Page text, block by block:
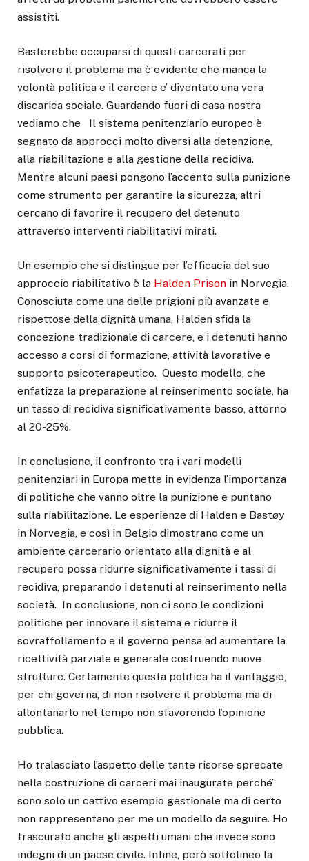
assistiti.
Basterebbe occuparsi di questi carcerati per
risolvere il problema ma è evidente che manca la
volontà politica e il carcere e’ diventato una vera
discarica sociale. Guardando fuori di casa nostra
vediamo che Il sistema penitenziario europeo è
segnato da approcci molto diversi alla detenzione,
alla riabilitazione e alla gestione della recidiva.
Mentre alcuni paesi pongono l’accento sulla punizione
come strumento per garantire la sicurezza, altri
cercano di favorire il recupero del detenuto
attraverso interventi riabilitativi mirati.
Un esempio che si distingue per l’efficacia del suo
approccio riabilitativo è la Halden Prison in Norvegia.
Conosciuta come una delle prigioni più avanzate e
rispettose della dignità umana, Halden sfida la
concezione tradizionale di carcere, e i detenuti hanno
accesso a corsi di formazione, attività lavorative e
supporto psicoterapeutico. Questo modello, che
enfatizza la preparazione al reinserimento sociale, ha
un tasso di recidiva significativamente basso, attorno
al 20-25%.
In conclusione, il confronto tra i vari modelli
penitenziari in Europa mette in evidenza l’importanza
di politiche che vanno oltre la punizione e puntano
sulla riabilitazione. Le esperienze di Halden e Bastøy
in Norvegia, e così in Belgio dimostrano come un
ambiente carcerario orientato alla dignità e al
recupero possa ridurre significativamente i tassi di
recidiva, preparando i detenuti al reinserimento nella
società. In conclusione, non ci sono le condizioni
politiche per innovare il sistema e ridurre il
sovraffollamento e il governo pensa ad aumentare la
ricettività parziale e generale costruendo nuove
strutture. Certamente questa politica ha il vantaggio,
per chi governa, di non risolvere il problema ma di
allontanarlo nel tempo non sfavorendo l’opinione
pubblica.
Ho tralasciato l’aspetto delle tante risorse sprecate
nella costruzione di carceri mai inaugurate perché’
sono solo un cattivo esempio gestionale ma di certo
non rappresentano per me un modello da seguire. Ho
trascurato anche gli aspetti umani che invece sono
indegni di un paese civile. Infine, però sottolineo la